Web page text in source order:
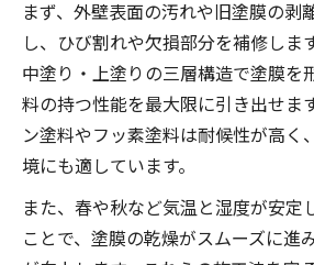
まず、外壁表面の汚れや旧塗膜の剥
し、ひび割れや欠損部分を補修しま
中塗り・上塗りの三層構造で塗膜を
料の持つ性能を最大限に引き出せま
ン塗料やフッ素塗料は耐候性が高く
境にも適しています。
また、春や秋など気温と湿度が安定
ことで、塗膜の乾燥がスムーズに進